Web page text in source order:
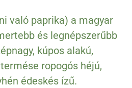
való paprika) a magyar
és legnépszerűbb
kúpos alakú,
ropogós héjú,
édeskés ízű.